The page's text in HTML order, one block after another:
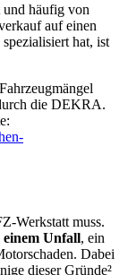
häufig von
auf einen
hat, ist
die DEKRA.
Werkstatt muss.
Unfall, ein
Dabei
dieser Gründe²